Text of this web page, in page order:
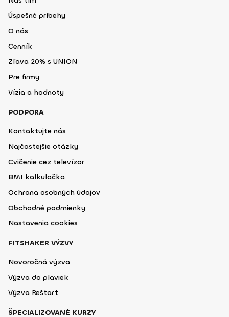
Úspešné príbehy
O nás
Cenník
Zľava 20% s UNION
Pre firmy
Vízia a hodnoty
PODPORA
Kontaktujte nás
Najčastejšie otázky
Cvičenie cez televízor
BMI kalkulačka
Ochrana osobných údajov
Obchodné podmienky
Nastavenia cookies
FITSHAKER VÝZVY
Novoročná výzva
Výzva do plaviek
Výzva Reštart
ŠPECIALIZOVANÉ KURZY